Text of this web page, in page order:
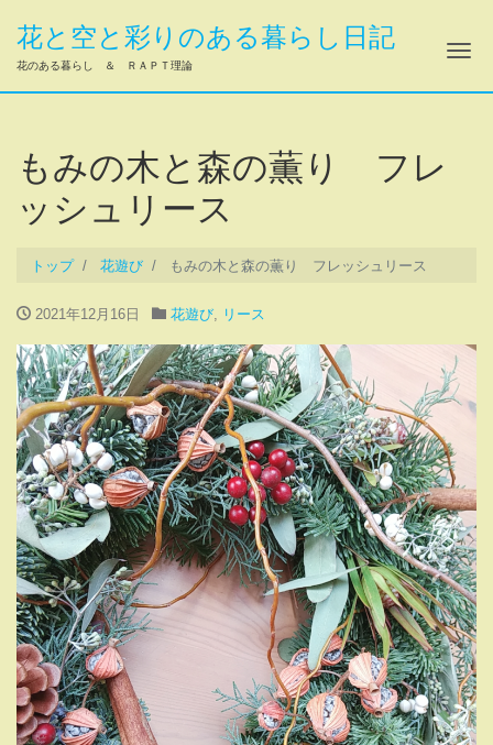
花と空と彩りのある暮らし日記
花のある暮らし ＆ ＲＡＰＴ理論 ナ
もみの木と森の薫り フレ
ッシュリース
トップ 花遊び もみの木と森の薫り フレッシュリース
2021年12月16日 花遊び, リース